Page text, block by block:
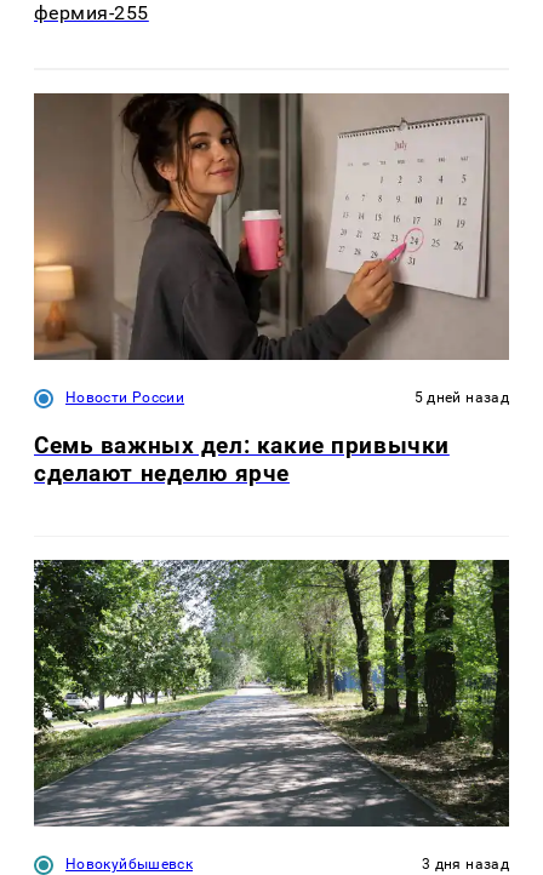
фермия-255
Новости России 5 дней назад
Семь важных дел: какие привычки
сделают неделю ярче
Новокуйбышевск 3 дня назад